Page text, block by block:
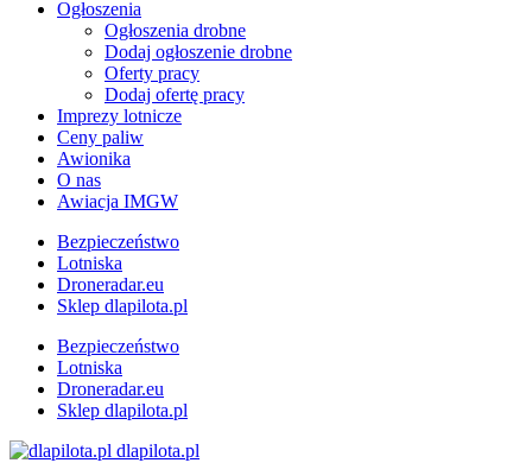
Ogłoszenia
Ogłoszenia drobne
Dodaj ogłoszenie drobne
Oferty pracy
Dodaj ofertę pracy
Imprezy lotnicze
Ceny paliw
Awionika
O nas
Awiacja IMGW
Bezpieczeństwo
Lotniska
Droneradar.eu
Sklep dlapilota.pl
Bezpieczeństwo
Lotniska
Droneradar.eu
Sklep dlapilota.pl
dlapilota.pl